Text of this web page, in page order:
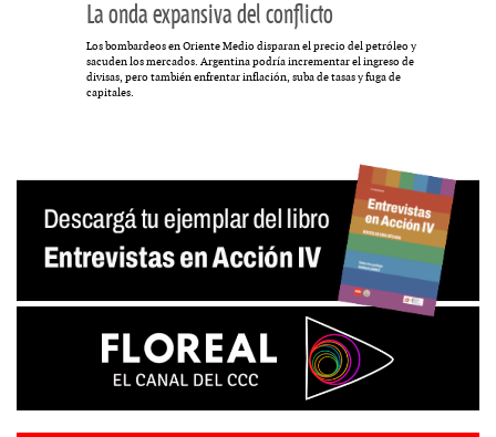
La onda expansiva del conflicto
Los bombardeos en Oriente Medio disparan el precio del petróleo y
sacuden los mercados. Argentina podría incrementar el ingreso de
divisas, pero también enfrentar inflación, suba de tasas y fuga de
capitales.